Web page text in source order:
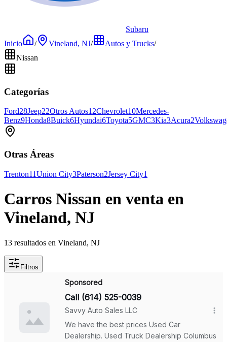
Subaru
Inicio
/ Vineland, NJ/ Autos y Trucks/
Nissan
Categorías
Ford28Jeep22Otros Autos12Chevrolet10Mercedes-
Benz9Honda8Buick6Hyundai6Toyota5GMC3Kia3Acura2
Otras Áreas
Trenton11Union City3Paterson2Jersey City1
Carros Nissan en venta en
Vineland, NJ
13 resultados en Vineland, NJ
Filtros